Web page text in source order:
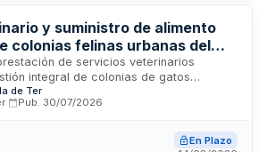
con duración inicial de un año,
Contratos del Sector Público.
y suministro de alimento
colonias felinas urbanas del
de servicios veterinarios
integral de colonias de gatos
atención sanitaria y el suministro de
conforme al programa
procedimiento abierto simplificado
de Ter
Pub. 30/07/2026
En Plazo